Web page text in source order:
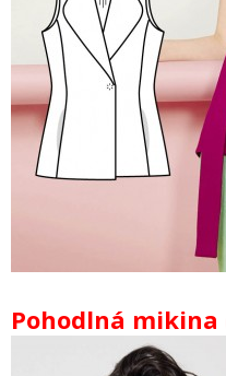
Pohodlná mikina